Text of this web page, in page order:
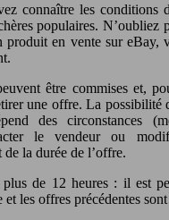
connaître les conditions
populaires. N’oubliez
produit en vente sur eBay,
être commises et,
une offre. La possibilité
des circonstances
le vendeur ou
la durée de l’offre.
plus de 12 heures : il est
les offres précédentes